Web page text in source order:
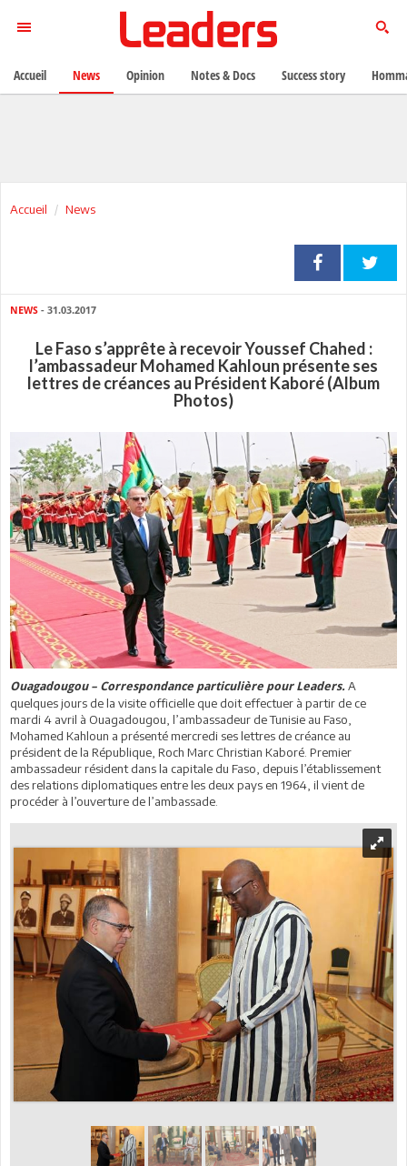
Accueil News
NEWS - 31.03.2017
Le Faso s’apprête à recevoir Youssef Chahed :
l’ambassadeur Mohamed Kahloun présente ses
lettres de créances au Président Kaboré (Album
Photos)
Ouagadougou – Correspondance particulière pour Leaders. A
quelques jours de la visite officielle que doit effectuer à partir de ce
mardi 4 avril à Ouagadougou, l’ambassadeur de Tunisie au Faso,
Mohamed Kahloun a présenté mercredi ses lettres de créance au
président de la République, Roch Marc Christian Kaboré. Premier
ambassadeur résident dans la capitale du Faso, depuis l’établissement
des relations diplomatiques entre les deux pays en 1964, il vient de
procéder à l’ouverture de l’ambassade.
Accueil News Opinion Notes & Docs Success story